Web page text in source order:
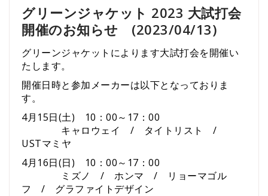
グリーンジャケット 2023 大試打会
開催のお知らせ (2023/04/13)
グリーンジャケットによります大試打会を開催い
たします。
開催日時と参加メーカーは以下となっておりま
す。
4月15日(土) 10：00～17：00
キャロウェイ / タイトリスト /
USTマミヤ
4月16日(日) 10：00～17：00
ミズノ / ホンマ / リョーマゴル
フ / グラファイトデザイン